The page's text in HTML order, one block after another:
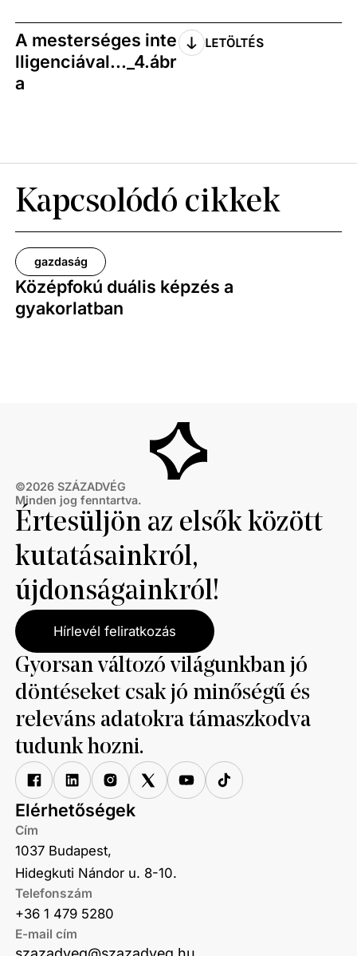
A mesterséges inte
lligenciával..._4.ábr
a
LETÖLTÉS
Kapcsolódó cikkek
gazdaság
Középfokú duális képzés a
gyakorlatban
©2026 SZÁZADVÉG
Minden jog fenntartva.
Értesüljön az elsők között
kutatásainkról,
újdonságainkról!
Hírlevél feliratkozás
Gyorsan változó világunkban jó
döntéseket csak jó minőségű és
releváns adatokra támaszkodva
tudunk hozni.
Elérhetőségek
Cím
1037 Budapest,
Hidegkuti Nándor u. 8-10.
Telefonszám
+36 1 479 5280
E-mail cím